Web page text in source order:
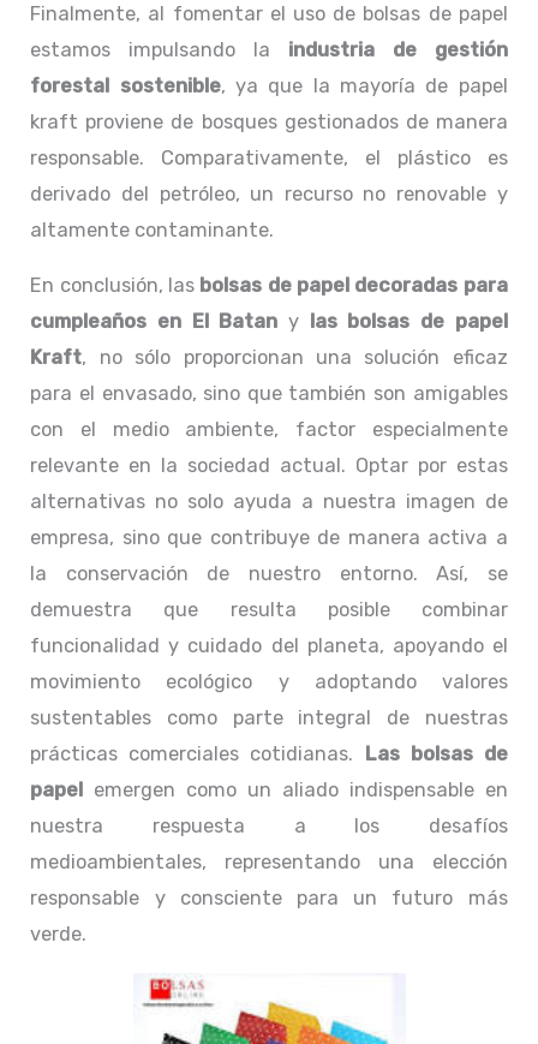
Finalmente, al fomentar el uso de bolsas de papel
estamos impulsando la industria de gestión
forestal sostenible, ya que la mayoría de papel
kraft proviene de bosques gestionados de manera
responsable. Comparativamente, el plástico es
derivado del petróleo, un recurso no renovable y
altamente contaminante.
En conclusión, las bolsas de papel decoradas para
cumpleaños en El Batan y
las bolsas de papel
Kraft, no sólo proporcionan una solución eficaz
para el envasado, sino que también son amigables
con el medio ambiente, factor especialmente
relevante en la sociedad actual. Optar por estas
alternativas no solo ayuda a nuestra imagen de
empresa, sino que contribuye de manera activa a
la conservación de nuestro entorno. Así, se
demuestra que resulta posible combinar
funcionalidad y cuidado del planeta, apoyando el
movimiento ecológico y adoptando valores
sustentables como parte integral de nuestras
prácticas comerciales cotidianas.
Las bolsas de
papel
emergen como un aliado indispensable en
nuestra respuesta a los desafíos
medioambientales, representando una elección
responsable y consciente para un futuro más
verde.